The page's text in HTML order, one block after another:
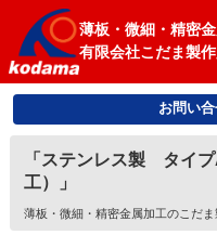
薄板・微細・精密
有限会社こだま製
お問い
「ステンレス製 タイ
工）」
薄板・微細・精密金属加工のこだ